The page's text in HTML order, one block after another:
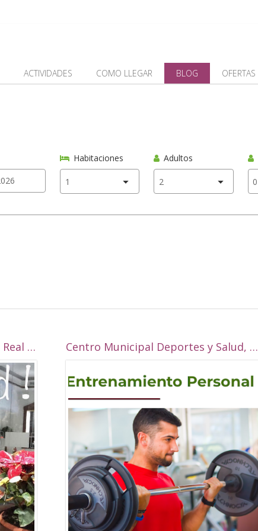
ACTIVIDADES COMO LLEGAR BLOG OFERTAS
Habitaciones Adultos
¿Haces una escapada a Alcalá la Real esta navidad? Centro Municipal Deportes y Salud, Alcalá la Real